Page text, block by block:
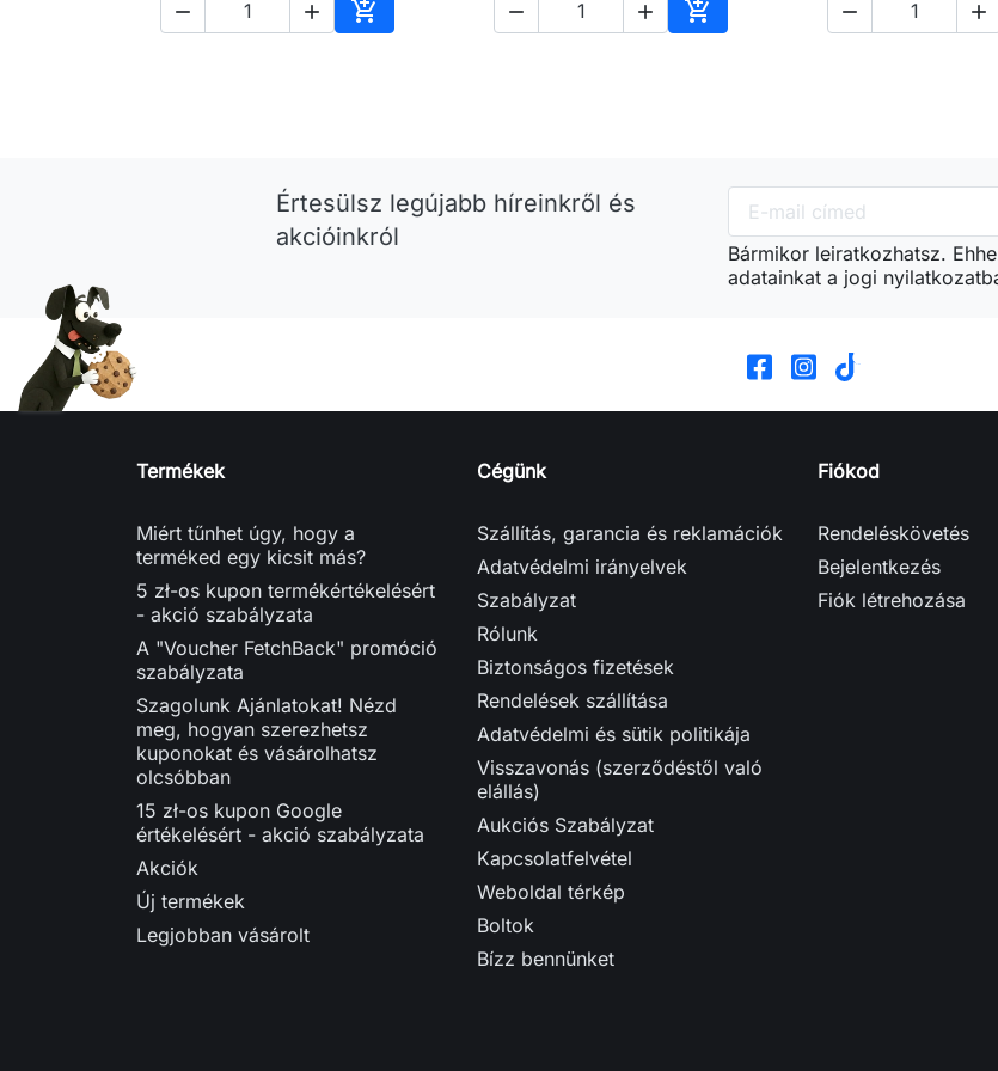
  
Kosárba
  
Kosárba
 
Értesülsz legújabb híreinkről és
akcióinkról
Bármikor leiratkozhatsz.
adatainkat a jogi
Termékek
Miért tűnhet úgy, hogy a
terméked egy kicsit más?
5 zł-os kupon termékértékelésért
- akció szabályzata
A "Voucher FetchBack" promóció
szabályzata
Szagolunk Ajánlatokat! Nézd
meg, hogyan szerezhetsz
kuponokat és vásárolhatsz
olcsóbban
15 zł-os kupon Google
értékelésért - akció szabályzata
Akciók
Új termékek
Legjobban vásárolt
Cégünk
Szállítás, garancia és reklamációk
Adatvédelmi irányelvek
Szabályzat
Rólunk
Biztonságos fizetések
Rendelések szállítása
Adatvédelmi és sütik politikája
Visszavonás (szerződéstől való
elállás)
Aukciós Szabályzat
Kapcsolatfelvétel
Weboldal térkép
Boltok
Bízz bennünket
Fiókod
Rendeléskövetés
Bejelentkezés
Fiók létrehozása